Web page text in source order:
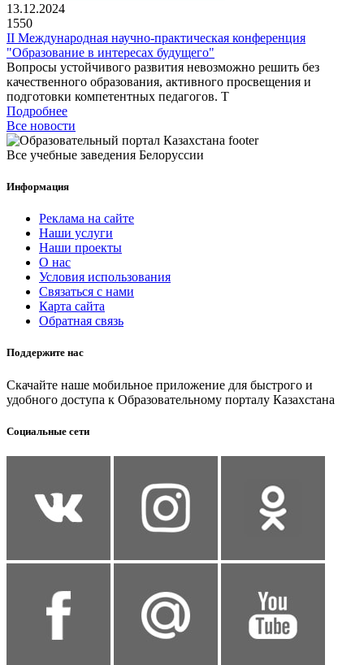
13.12.2024
1550
II Международная научно-практическая конференция
"Образование в интересах будущего"
Вопросы устойчивого развития невозможно решить без
качественного образования, активного просвещения и
подготовки компетентных педагогов. Т
Подробнее
Все новости
Все учебные заведения Белоруссии
Информация
Реклама на сайте
Наши услуги
Наши проекты
О нас
Условия использования
Связаться с нами
Карта сайта
Обратная связь
Поддержите нас
Скачайте наше мобильное приложение для быстрого и
удобного доступа к Образовательному порталу Казахстана
Социальные сети